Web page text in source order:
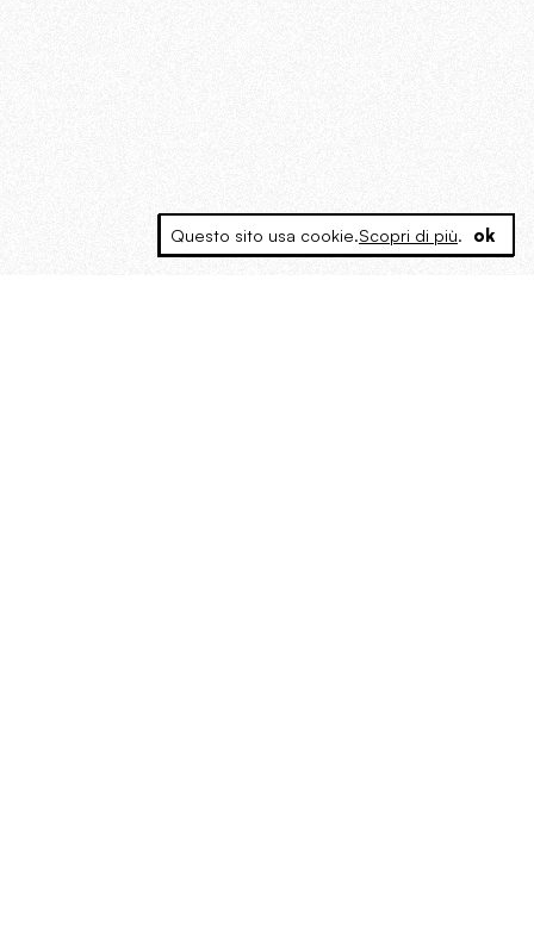
Questo sito usa cookie.Scopri di più. ok